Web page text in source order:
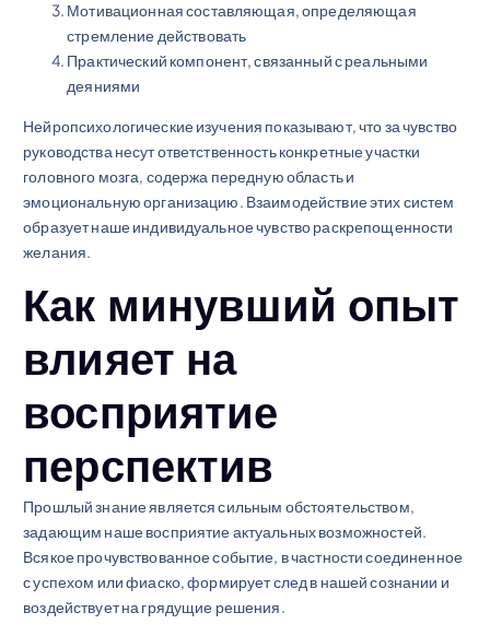
Мотивационная составляющая, определяющая
стремление действовать
Практический компонент, связанный с реальными
деяниями
Нейропсихологические изучения показывают, что за чувство
руководства несут ответственность конкретные участки
головного мозга, содержа передную область и
эмоциональную организацию. Взаимодействие этих систем
образует наше индивидуальное чувство раскрепощенности
желания.
Как минувший опыт
влияет на
восприятие
перспектив
Прошлый знание является сильным обстоятельством,
задающим наше восприятие актуальных возможностей.
Всякое прочувствованное событие, в частности соединенное
с успехом или фиаско, формирует след в нашей сознании и
воздействует на грядущие решения.